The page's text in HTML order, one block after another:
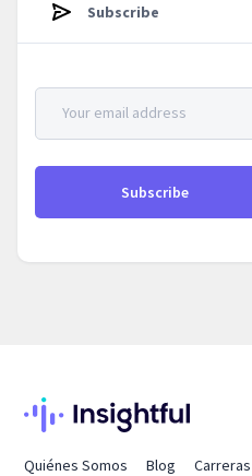
Subscribe
Quiénes Somos Blog Carreras